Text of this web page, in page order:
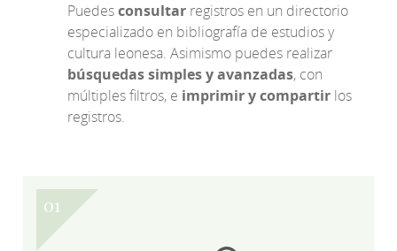
Puedesconsultar registros en un directorio
especializado en bibliografía de estudios y
cultura leonesa. Asimismo puedes realizar
búsquedas simples y avanzadas, con
múltiples filtros, e imprimir y compartir los
registros.